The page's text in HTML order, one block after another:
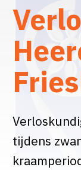
tijdens